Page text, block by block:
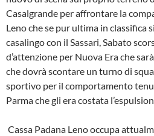
Casalgrande per affrontare la
Leno che se pur ultima in classifica
casalingo con il Sassari, Sabato
d’attenzione per Nuova Era che
che dovrà scontare un turno di
sportivo per il comportamento
Parma che gli era costata
Cassa Padana Leno occupa